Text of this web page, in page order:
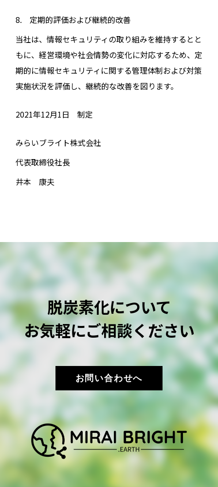
8. 定期的評価および継続的改善
当社は、情報セキュリティの取り組みを維持するとと
もに、経営環境や社会情勢の変化に対応するため、定
期的に情報セキュリティに関する管理体制および対策
実施状況を評価し、継続的な改善を図ります。
2021年12月1日 制定
みらいブライト株式会社
代表取締役社長
井本 康夫
脱炭素化について
お気軽にご相談ください
お問い合わせへ